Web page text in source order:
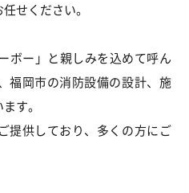
せください。
ボー」と親しみを込めて呼ん
福岡市の消防設備の設計、施
す。
提供しており、多くの方にご